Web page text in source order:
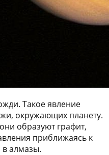
Такое явление
окружающих планету.
образуют графит,
приближаясь к
в алмазы.